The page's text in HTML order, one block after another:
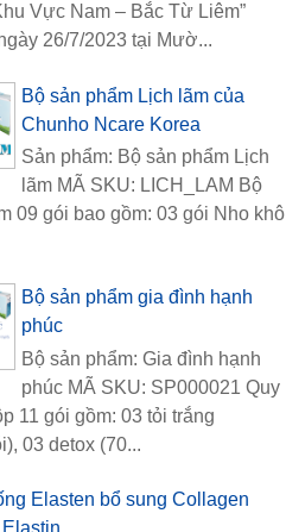
Vực Nam – Bắc Từ Liêm”
26/7/2023 tại Mườ...
Bộ sản phẩm Lịch lãm của
Chunho Ncare Korea
Sản phẩm: Bộ sản phẩm Lịch
lãm MÃ SKU: LICH_LAM Bộ
09 gói bao gồm: 03 gói Nho khô
Bộ sản phẩm gia đình hạnh
phúc
Bộ sản phẩm: Gia đình hạnh
phúc MÃ SKU: SP000021 Quy
11 gói gồm: 03 tỏi trắng
03 detox (70...
Elasten bổ sung Collagen